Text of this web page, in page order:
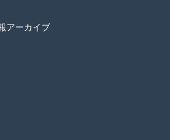
アーカイブ